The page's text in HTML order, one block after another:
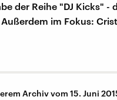
der Reihe "DJ Kicks" -
im Fokus:
Archiv vom 15. Juni